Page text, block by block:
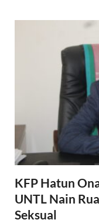
KFP Hatun
UNTL Nain
Seksual